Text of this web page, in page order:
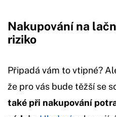
Nakupování na
riziko
Připadá vám to vtipné?
že pro vás bude těžší se
také při nakupování